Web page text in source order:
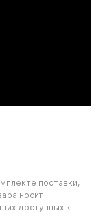
поставки,
носит
доступных к